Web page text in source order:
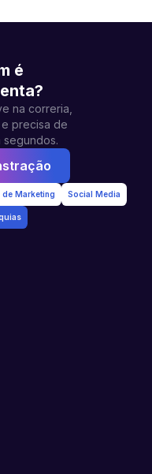
é
na correria,
precisa de
Marketing Social Media